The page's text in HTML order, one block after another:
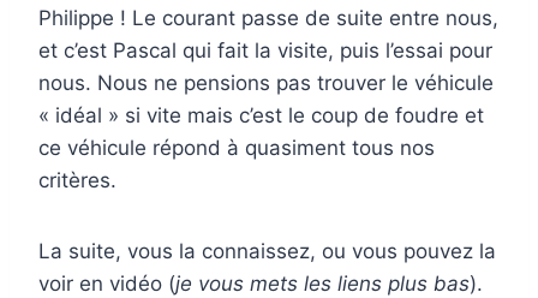
Philippe ! Le courant passe de suite entre nous,
et c’est Pascal qui fait la visite, puis l’essai pour
nous. Nous ne pensions pas trouver le véhicule
« idéal » si vite mais c’est le coup de foudre et
ce véhicule répond à quasiment tous nos
critères.
La suite, vous la connaissez, ou vous pouvez la
voir en vidéo (je vous mets les liens plus bas).